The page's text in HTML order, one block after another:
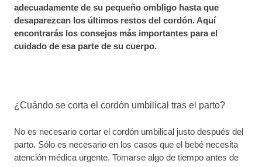
adecuadamente de su pequeño ombligo hasta que
desaparezcan los últimos restos del cordón. Aquí
encontrarás los consejos más importantes para el
cuidado de esa parte de su cuerpo.
¿Cuándo se corta el cordón umbilical tras el parto?
No es necesario cortar el cordón umbilical justo después del
parto. Sólo es necesario en los casos que el bebé necesita
atención médica urgente. Tomarse algo de tiempo antes de